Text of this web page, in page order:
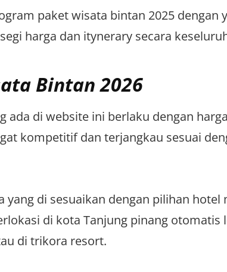
paket wisata bintan 2025 dengan
harga dan itynerary secara
Bintan 2026
di website ini berlaku dengan
kompetitif dan terjangkau sesuai
yang di sesuaikan dengan pilihan hotel
di kota Tanjung pinang otomatis
di trikora resort.